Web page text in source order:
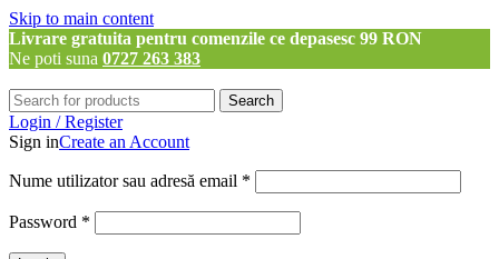
Skip to main content
Livrare gratuita pentru comenzile ce depasesc 99 RON
Ne poti suna 0727 263 383
Search
Login / Register
Sign inCreate an Account
Nume utilizator sau adresă email *
Password *